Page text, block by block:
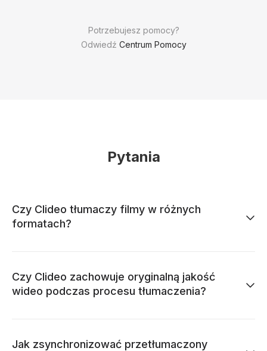
Potrzebujesz pomocy?
Odwiedź Centrum Pomocy
Pytania
Czy Clideo tłumaczy filmy w różnych
formatach?
Czy Clideo zachowuje oryginalną jakość
wideo podczas procesu tłumaczenia?
Jak zsynchronizować przetłumaczony